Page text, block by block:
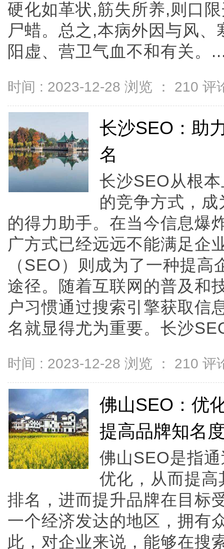
硬化如革状,筋失所养,则口
尸蜡。总之,本病外因与风
阳虚、营卫气血不和有关。
时间 : 2023-12-28 浏览 ： 210 评
长沙SEO：助
名
长沙SEO从根
的竞争方式，
的得力助手。在当今信息爆
广方式已经远远不能满足企
（SEO）则成为了一种提
途径。随着互联网的普及和
户习惯通过搜索引擎获取信
名就显得尤为重要。长沙
时间 : 2023-12-28 浏览 ： 210 评
佛山SEO：优
提高品牌知名
佛山SEO是指
优化，从而提
排名，进而提升品牌在目标
一个经济发达的地区，拥有
此，对企业来说，能够在搜